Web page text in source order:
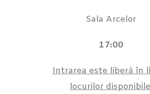
Sala Arcelor
17:00
Intrarea este liberă în
locurilor disponibile